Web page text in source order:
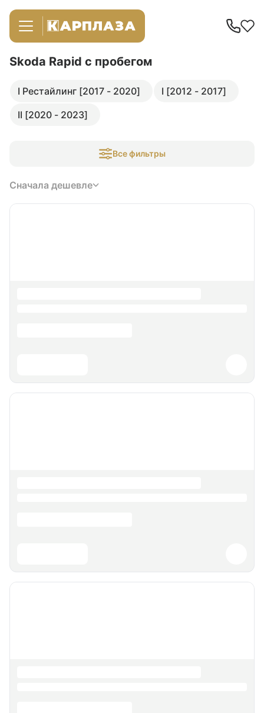
Skoda Rapid с пробегом
I Рестайлинг [2017 - 2020]
I [2012 - 2017]
II [2020 - 2023]
Все фильтры
Сначала дешевле